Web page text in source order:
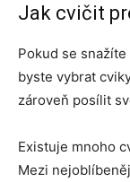
Jak cvičit
Pokud se
byste vybrat
zároveň posílit
Existuje mnoho
Mezi